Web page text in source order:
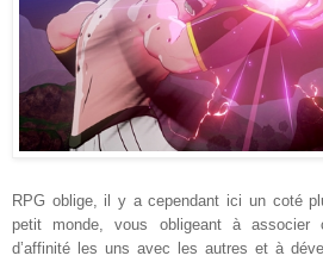
RPG oblige, il y a cependant ici un coté
petit monde, vous obligeant à associer
d’affinité les uns avec les autres et à